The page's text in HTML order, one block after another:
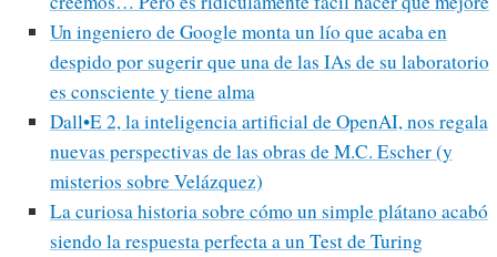
Un ingeniero de Google monta un lío que acaba en
despido por sugerir que una de las IAs de su laboratorio
es consciente y tiene alma
Dall•E 2, la inteligencia artificial de OpenAI, nos regala
nuevas perspectivas de las obras de M.C. Escher (y
misterios sobre Velázquez)
La curiosa historia sobre cómo un simple plátano acabó
siendo la respuesta perfecta a un Test de Turing